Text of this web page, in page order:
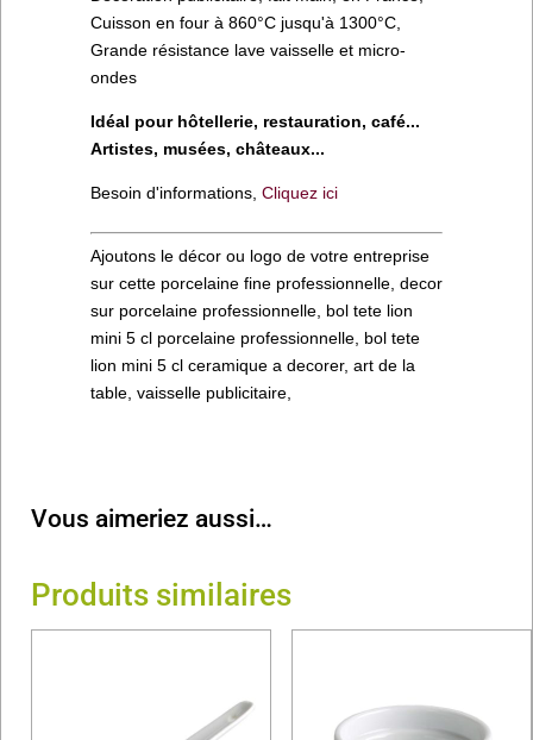
Cuisson en four à 860°C jusqu'à 1300°C,
Grande résistance lave vaisselle et micro-
ondes
Idéal pour hôtellerie, restauration, café...
Artistes, musées, châteaux...
Besoin d'informations, Cliquez ici
Ajoutons le décor ou logo de votre entreprise
sur cette porcelaine fine professionnelle, decor
sur porcelaine professionnelle, bol tete lion
mini 5 cl porcelaine professionnelle, bol tete
lion mini 5 cl ceramique a decorer, art de la
table, vaisselle publicitaire,
Vous aimeriez aussi…
Produits similaires